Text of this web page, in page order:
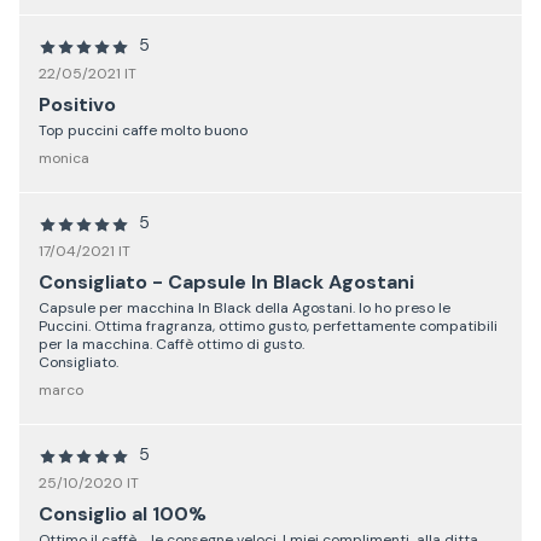
5
22/05/2021 IT
Positivo
Top puccini caffe molto buono
monica
5
17/04/2021 IT
Consigliato - Capsule In Black Agostani
Capsule per macchina In Black della Agostani. Io ho preso le
Puccini. Ottima fragranza, ottimo gusto, perfettamente compatibili
per la macchina. Caffè ottimo di gusto.
Consigliato.
marco
5
25/10/2020 IT
Consiglio al 100%